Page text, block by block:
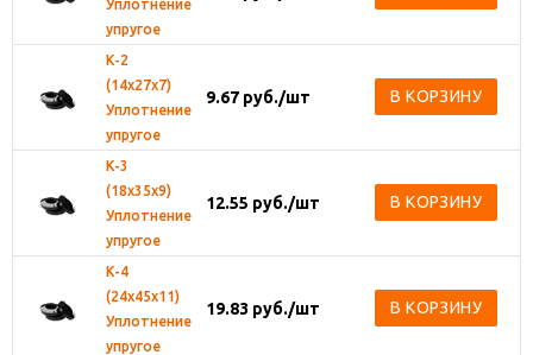
Уплотнение
упругое
К-2
(14х27х7)
Уплотнение
упругое
9.67 руб./шт В КОРЗИНУ
К-3
(18х35х9)
Уплотнение
упругое
12.55 руб./шт В КОРЗИНУ
К-4
(24х45х11)
Уплотнение
упругое
19.83 руб./шт В КОРЗИНУ